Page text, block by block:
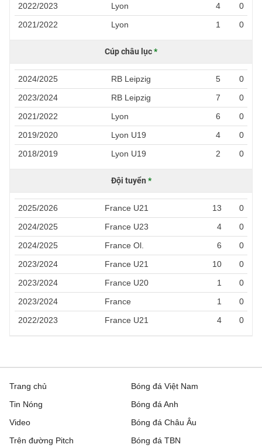
2022/2023
Lyon 4
0
2021/2022
Lyon 1 0
Cúp châu lục*
2024/2025 RB Leipzig 5
0
2023/2024
RB Leipzig 7
0
2021/2022
Lyon 6
0
2019/2020
Lyon U19 4
0
2018/2019
Lyon U19 2 0
Đội tuyển *
2025/2026 France U21 13
0
2024/2025
France U23 4
0
2024/2025
France Ol. 6
0
2023/2024
France U21 10
0
2023/2024
France U20 1
0
2023/2024
France 1
0
2022/2023
France U21 4 0
Trang chủ
Tin Nóng
Video
Trên đường Pitch
Bóng đá Việt Nam
Bóng đá Anh
Bóng đá Châu Âu
Bóng đá TBN